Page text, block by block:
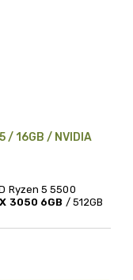
/ 16GB / NVIDIA
Ryzen 5 5500
3050 6GB / 512GB